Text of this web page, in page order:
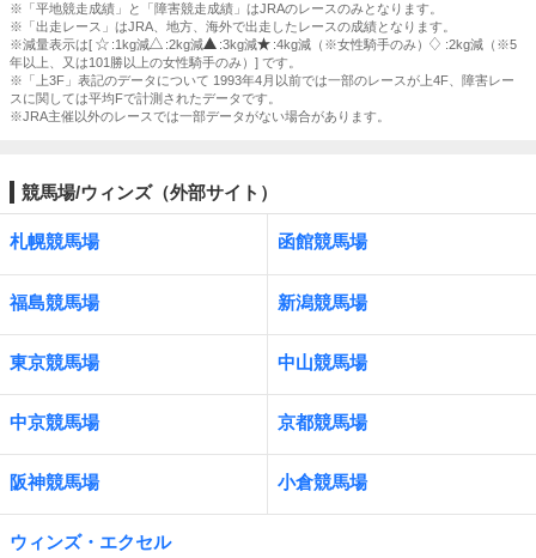
※「平地競走成績」と「障害競走成績」はJRAのレースのみとなります。
※「出走レース」はJRA、地方、海外で出走したレースの成績となります。
※減量表示は[
:1kg減 :2kg減 :3kg減 :4kg減（※女性騎手のみ）
:2kg減（※5
年以上、又は101勝以上の女性騎手のみ）] です。
※「上3F」表記のデータについて 1993年4月以前では一部のレースが上4F、障害レー
スに関しては平均Fで計測されたデータです。
※JRA主催以外のレースでは一部データがない場合があります。
競馬場/ウィンズ（外部サイト）
札幌競馬場 函館競馬場
福島競馬場 新潟競馬場
東京競馬場 中山競馬場
中京競馬場 京都競馬場
阪神競馬場 小倉競馬場
ウィンズ・エクセル